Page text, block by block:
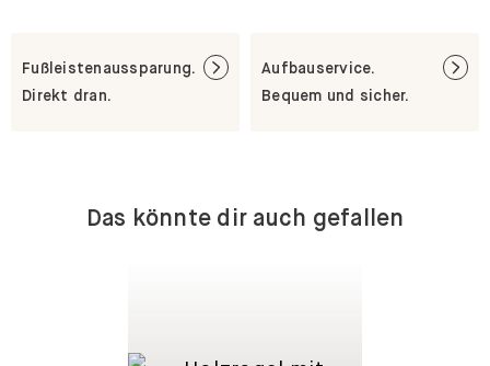
Fußleistenaussparung.
Direkt dran.
Aufbauservice.
Bequem und sicher.
Das könnte dir auch gefallen